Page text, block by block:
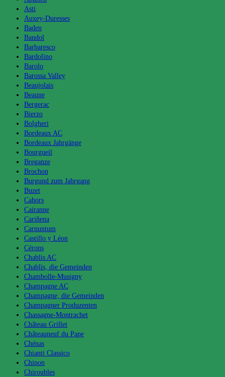
Asti
Auxey-Duresses
Baden
Bandol
Barbaresco
Bardolino
Barolo
Barossa Valley
Beaujolais
Beaune
Bergerac
Bierzo
Bolgheri
Bordeaux AC
Bordeaux Jahrgänge
Bourgueil
Breganze
Brochon
Burgund zum Jahrgang
Buzet
Cahors
Cairanne
Cariñena
Carnuntum
Castillo y Léon
Cérons
Chablis AC
Chablis, die Gemeinden
Chambolle-Musigny
Champagne AC
Champagne, die Gemeinden
Champagner Produzenten
Chassagne-Montrachet
Château Grillet
Châteauneuf du Pape
Chénas
Chianti Classico
Chinon
Chiroubles